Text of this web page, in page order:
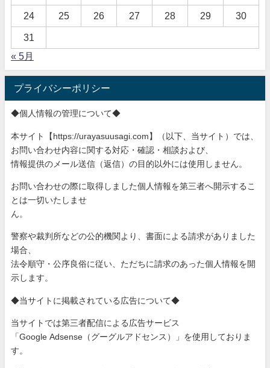
24 25 26 27 28 29 30
31
« 5月
プライバシーポリシー
◆個人情報の管理について◆
本サイト【https://urayasuusagi.com】（以下、当サイト）では、
お問い合わせ内容に関する対応・確認・相談および、
情報提供のメール送信（返信）の目的以外には使用しません。
お問い合わせの際に取得しました個人情報を第三者へ開示するこ
と は一切いたしませ
ん。
警察や裁判所などの公的機関より、書面による請求がありました
場合、
法令順守・公序良俗に従い、ただちに請求のあった個人情報を開
示 します。
◆当サイトに掲載されている広告について◆
当サイトでは第三者配信による広告サービス
「Google Adsense（グーグルアドセンス）」を使用しておりま
す。